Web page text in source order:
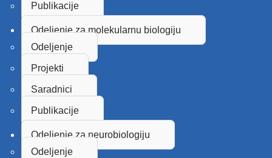
Publikacije
Odeljenje za molekularnu biologiju
Odeljenje
Projekti
Saradnici
Publikacije
Odeljenje za neurobiologiju
Odeljenje